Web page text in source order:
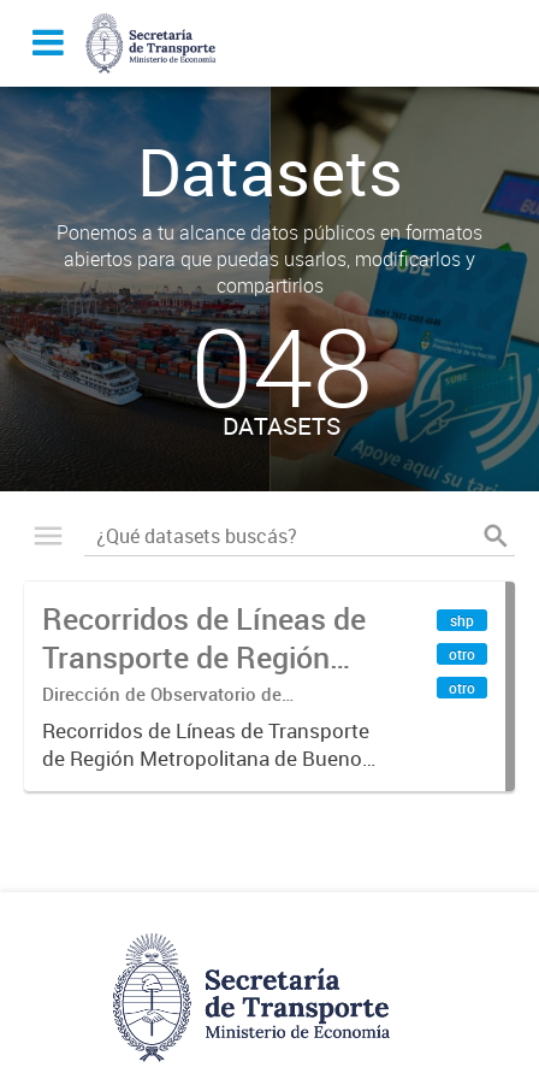
Datasets
Ponemos a tu alcance datos públicos en formatos
abiertos para que puedas usarlos, modificarlos y
compartirlos
048
DATASETS
Recorridos de Líneas de
Transporte de Región
Metropolitana de
Buenos Aires (RMBA)
Dirección de Observatorio de
Transporte, Estudio y Sistemas
Recorridos de Líneas de Transporte
de Región Metropolitana de Buenos
Aires (RMBA).-
shp
otro
otro